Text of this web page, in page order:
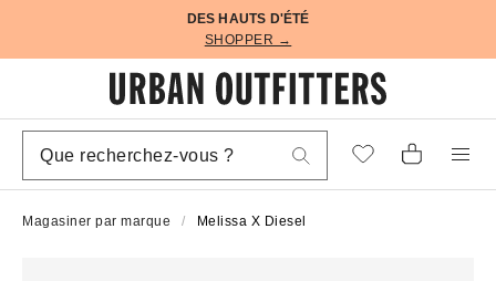
DES HAUTS D'ÉTÉ
SHOPPER →
Magasiner par marque Melissa X Diesel